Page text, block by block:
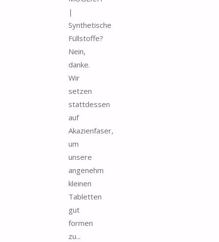
|
Synthetische
Füllstoffe?
Nein,
danke.
Wir
setzen
stattdessen
auf
Akazienfaser,
um
unsere
angenehm
kleinen
Tabletten
gut
formen
zu...